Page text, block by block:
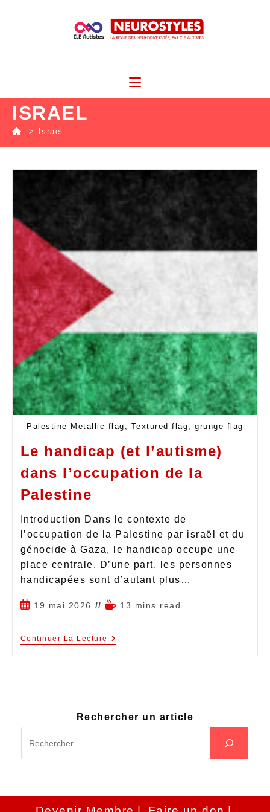
ISRAEL
-> Israel
Palestine Metallic flag, Textured flag, grunge flag
Le handicap (et l’autisme)
dans l’occupation de la
Palestine
Introduction Dans le contexte de
l’occupation de la Palestine par israël et du
génocide à Gaza, le handicap occupe une
place centrale. D’une part, les personnes
handicapées sont d’autant plus…
19 mai 2026 13 mins read
Continuer La Lecture
Rechercher un article